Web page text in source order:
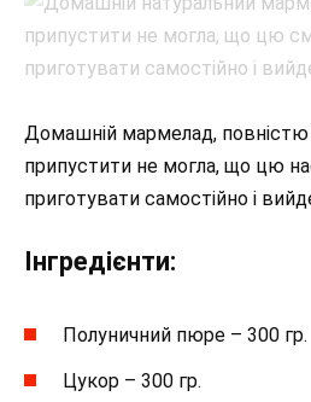
Домашній мармелад, повністю
припустити не могла, що цю
приготувати самостійно і
Інгредієнти:⠀
Полуничний пюре – 300 гр.⠀
Цукор – 300 гр.⠀